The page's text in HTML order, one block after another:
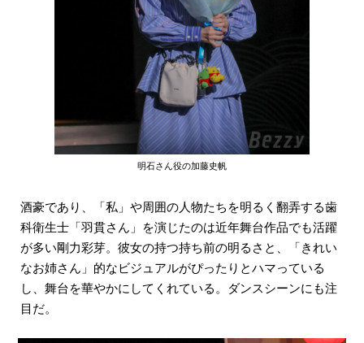
明石さん役の加藤史帆
酒豪であり、「私」や周囲の人物たちを明るく翻弄する歯
科衛生士「羽貫さん」を演じたのは近年舞台作品でも活躍
が多い剛力彩芽。彼女の持つ持ち前の明るさと、「きれい
なお姉さん」的なビジュアルがぴったりとハマっている
し、舞台を華やかにしてくれている。ダンスシーンにも注
目だ。